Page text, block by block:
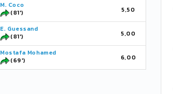
M. Coco
(81')
5,50
E. Guessand
(81')
5,00
Mostafa Mohamed
(69')
6,00